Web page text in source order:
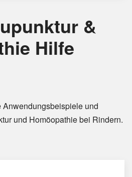
&
Hilfe
und
und Homöopathie bei Rindern.